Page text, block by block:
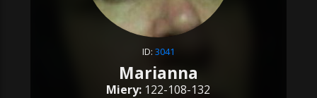
ID: 3041
Marianna
Miery: 122-108-132